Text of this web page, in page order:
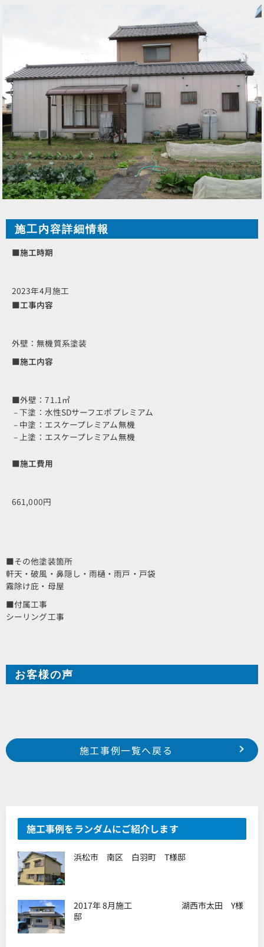
施工内容詳細情報
■施工時期
2023年4月施工
■工事内容
外壁：無機質系塗装
■施工内容
■外壁：71.1㎡
– 下塗：水性SDサーフエポプレミアム
– 中塗：エスケープレミアム無機
– 上塗：エスケープレミアム無機
■施工費用
661,000円
■その他塗装箇所
軒天・破風・鼻隠し・雨樋・雨戸・戸袋
霧除け庇・母屋
■付属工事
シーリング工事
お客様の声
Prev
2023年4月施工 浜松市西区馬郡町 刑部様邸
施工事例一覧へ戻る
施工事例をランダムにご紹介します
浜松市 南区 白羽町 T様邸
2017年 8月施工 湖西市太田 Y様
邸